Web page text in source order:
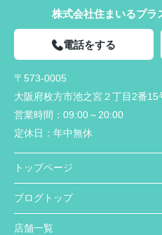
株式会社住まいるプラ
電話をする
〒573-0005
大阪府枚方市池之宮２丁目2番15
営業時間： 09:00～20:00
定休日： 年中無休
トップページ
ブログトップ
店舗一覧